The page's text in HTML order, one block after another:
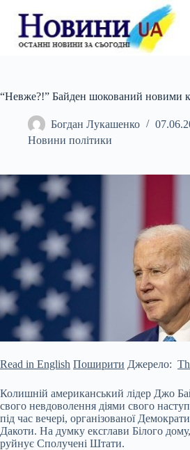
вмісту
“Невже?!” Байден шокований новими
Богдан Лукашенко
Новини політики
Read in English Поширити Джерело:
Колишній американський лідер Джо
свого невдоволення діями свого
під час вечері, організованої
Дакоти. На думку ексглави Білого
руйнує Сполучені Штати.